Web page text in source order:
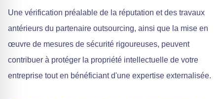
Une vérification préalable de la réputation et des travaux
antérieurs du partenaire outsourcing, ainsi que la mise en
œuvre de mesures de sécurité rigoureuses, peuvent
contribuer à protéger la propriété intellectuelle de votre
entreprise tout en bénéficiant d'une expertise externalisée.